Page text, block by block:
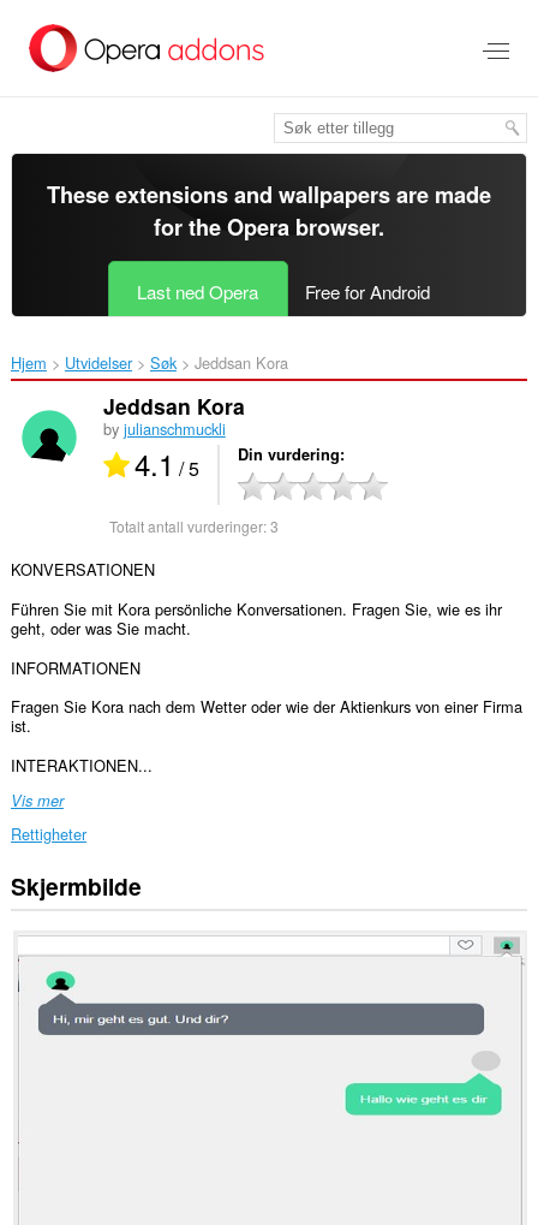
direkte
These extensions and wallpapers are made
for theOpera browser.
Last ned Opera Free for Android
Hjem Utvidelser Søk Jeddsan Kora‎
Jeddsan Kora
by julianschmuckli
4.1 / 5 Din vurdering
Totalt antall vurderinger:3
KONVERSATIONEN
Führen Sie mit Kora persönliche Konversationen. Fragen Sie, wie es ihr
geht, oder was Sie macht.
INFORMATIONEN
Fragen Sie Kora nach dem Wetter oder wie der Aktienkurs von einer Firma
ist.
INTERAKTIONEN...
Vis mer
Rettigheter
Denne
utvidelsen
tilgang
til
dataene
enkelte
Skjermbilde